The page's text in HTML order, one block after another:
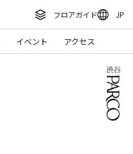
フロアガイド JP
イベント アクセス